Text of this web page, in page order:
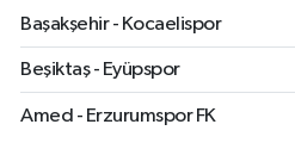
Başakşehir - Kocaelispor
Beşiktaş - Eyüpspor
Amed - Erzurumspor FK